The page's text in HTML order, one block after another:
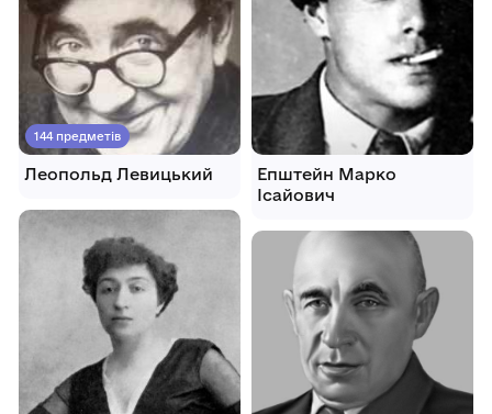
144 предметів
Леопольд Левицький
Епштейн Марко
Ісайович